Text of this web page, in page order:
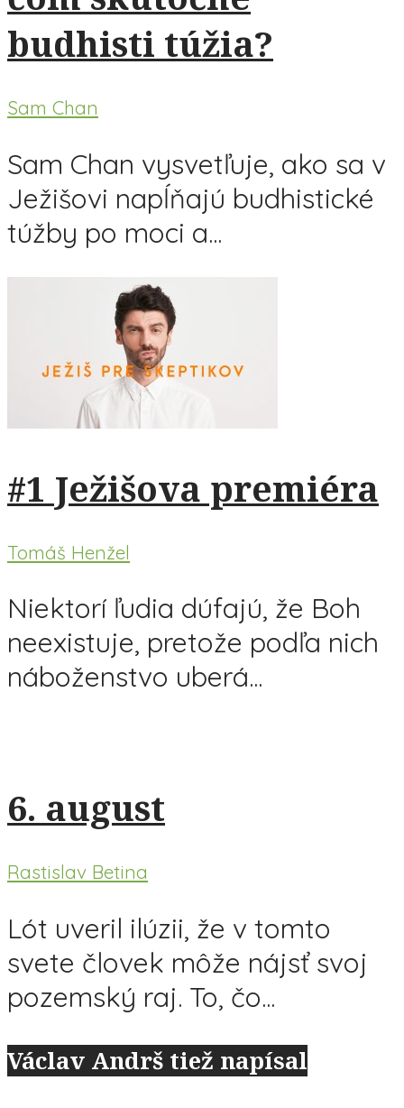
budhisti túžia?
Sam Chan
Sam Chan vysvetľuje, ako sa v
Ježišovi napĺňajú budhistické
túžby po moci a...
#1 Ježišova premiéra
Tomáš Henžel
Niektorí ľudia dúfajú, že Boh
neexistuje, pretože podľa nich
náboženstvo uberá...
6. august
Rastislav Betina
Lót uveril ilúzii, že v tomto
svete človek môže nájsť svoj
pozemský raj. To, čo...
Václav Andrš tiež napísal